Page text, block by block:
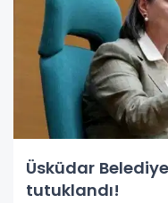
Üsküdar
tutuklandı!